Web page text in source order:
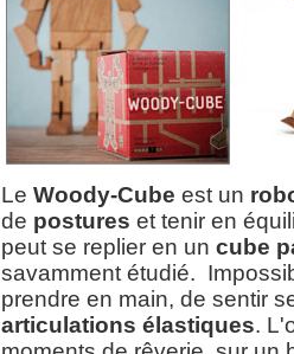
Le Woody-Cube est un
de postures et tenir en
peut se replier en un cube
savamment étudié.
prendre en main, de sentir
articulations élastiques.